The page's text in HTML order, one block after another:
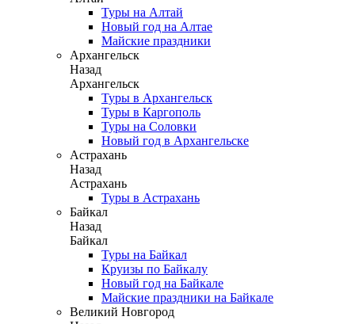
Туры на Алтай
Новый год на Алтае
Майские праздники
Архангельск
Назад
Архангельск
Туры в Архангельск
Туры в Каргополь
Туры на Соловки
Новый год в Архангельске
Астрахань
Назад
Астрахань
Туры в Астрахань
Байкал
Назад
Байкал
Туры на Байкал
Круизы по Байкалу
Новый год на Байкале
Майские праздники на Байкале
Великий Новгород